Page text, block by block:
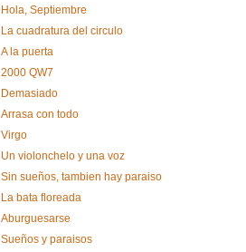
Hola, Septiembre
La cuadratura del circulo
A la puerta
2000 QW7
Demasiado
Arrasa con todo
Virgo
Un violonchelo y una voz
Sin sueños, tambien hay paraiso
La bata floreada
Aburguesarse
Sueños y paraisos